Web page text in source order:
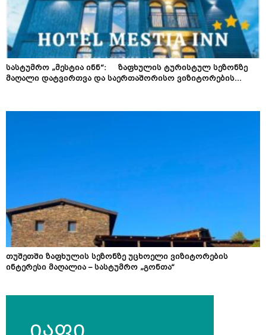
სასტუმრო „მესტია ინნ“: ზაფხულის ტურისტულ სეზონზე
მაღალი დატვირთვა და საერთაშორისო ვიზიტორების...
თუშეთში ზაფხულის სეზონზე უცხოელი ვიზიტორების
ინტერესი მაღალია – სასტუმრო „გონთა“